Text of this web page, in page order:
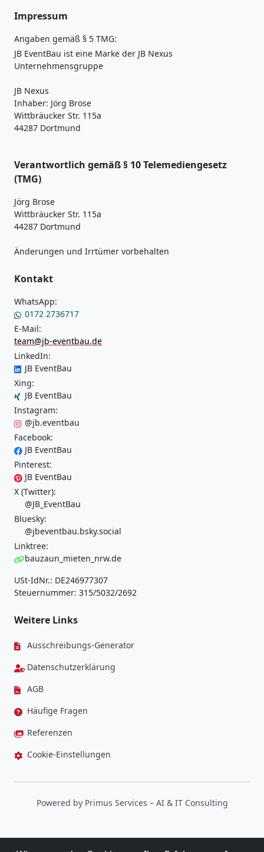
Impressum
Angaben gemäß § 5 TMG:
JB EventBau ist eine Marke der JB Nexus
Unternehmensgruppe
JB Nexus
Inhaber: Jörg Brose
Wittbräucker Str. 115a
44287 Dortmund
Verantwortlich gemäß § 10 Telemediengesetz
(TMG)
Jörg Brose
Wittbräucker Str. 115a
44287 Dortmund
Änderungen und Irrtümer vorbehalten
Kontakt
WhatsApp:
0172 2736717
E-Mail:
team@jb-eventbau.de
LinkedIn:
JB EventBau
Xing:
JB EventBau
Instagram:
@jb.eventbau
Facebook:
JB EventBau
Pinterest:
JB EventBau
X (Twitter):
@JB_EventBau
Bluesky:
@jbeventbau.bsky.social
Linktree:
bauzaun_mieten_nrw.de
USt-IdNr.: DE246977307
Steuernummer: 315/5032/2692
Weitere Links
Ausschreibungs-Generator
Datenschutzerklärung
AGB
Häufige Fragen
Referenzen
Cookie-Einstellungen
Powered by Primus Services – AI & IT Consulting